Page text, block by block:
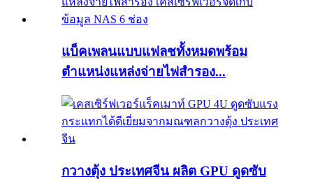
แบ็คเพลนแบบแฟลชทั้งหมดพร้อม
ตำแหน่งแหล่งจ่ายไฟสำรอง...
กวางตุ้ง ประเทศจีน ผลิต GPU ดูดซับ